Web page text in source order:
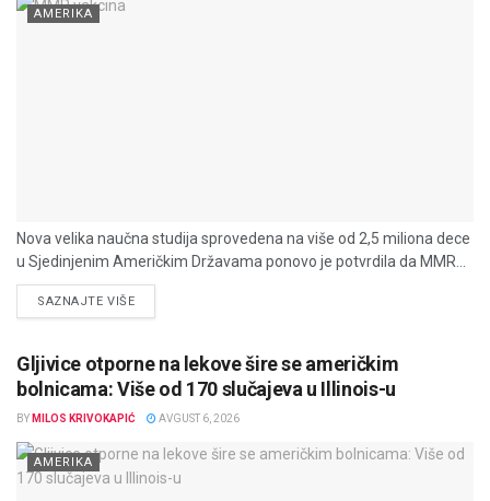
AMERIKA
Nova velika naučna studija sprovedena na više od 2,5 miliona dece
u Sjedinjenim Američkim Državama ponovo je potvrdila da MMR...
SAZNAJTE VIŠEDETAILS
Gljivice otporne na lekove šire se američkim
bolnicama: Više od 170 slučajeva u Illinois-u
BY MILOS KRIVOKAPIĆ AVGUST 6, 2026
AMERIKA